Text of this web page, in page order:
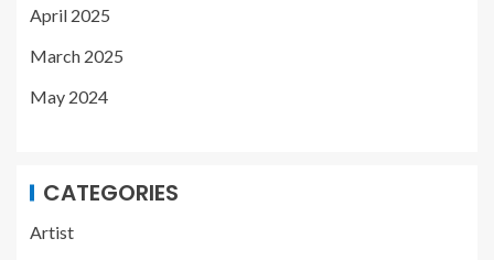
April 2025
March 2025
May 2024
CATEGORIES
Artist